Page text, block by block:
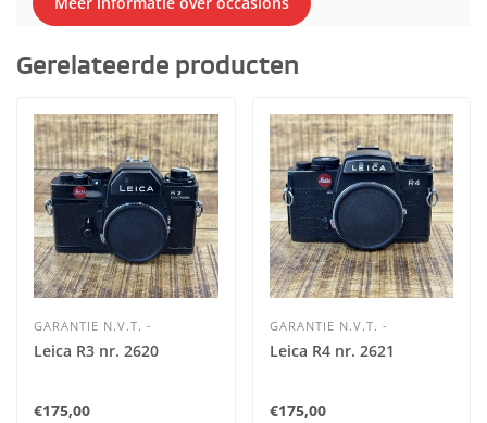
Gerelateerde producten
GARANTIE N.V.T. -
Leica R3 nr. 2620
€175,00
GARANTIE N.V.T. -
Leica R4 nr. 2621
€175,00